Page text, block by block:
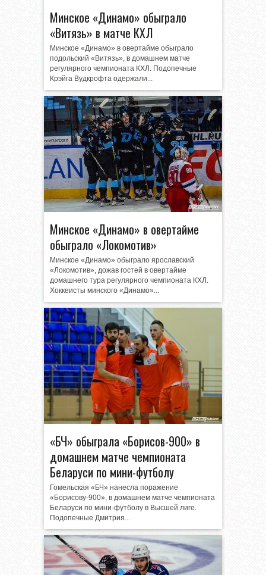
Минское «Динамо» обыграло
«Витязь» в матче КХЛ
Минское «Динамо» в овертайме обыграло
подольский «Витязь», в домашнем матче
регулярного чемпионата КХЛ. Подопечные
Крэйга Вудкрофта одержали...
Минское «Динамо» в овертайме
обыграло «Локомотив»
Минское «Динамо» обыграло ярославский
«Локомотив», дожав гостей в овертайме
домашнего тура регулярного чемпионата КХЛ.
Хоккеисты минского «Динамо»...
«БЧ» обыграла «Борисов-900» в
домашнем матче чемпионата
Беларуси по мини-футболу
Гомельская «БЧ» нанесла поражение
«Борисову-900», в домашнем матче чемпионата
Беларуси по мини-футболу в Высшей лиге.
Подопечные Дмитрия...